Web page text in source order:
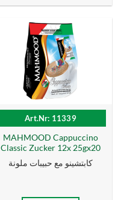
Art.Nr: 11339
MAHMOOD Cappuccino
Classic Zucker 12x 25gx20
كابتشينو مع حبيبات ملونة